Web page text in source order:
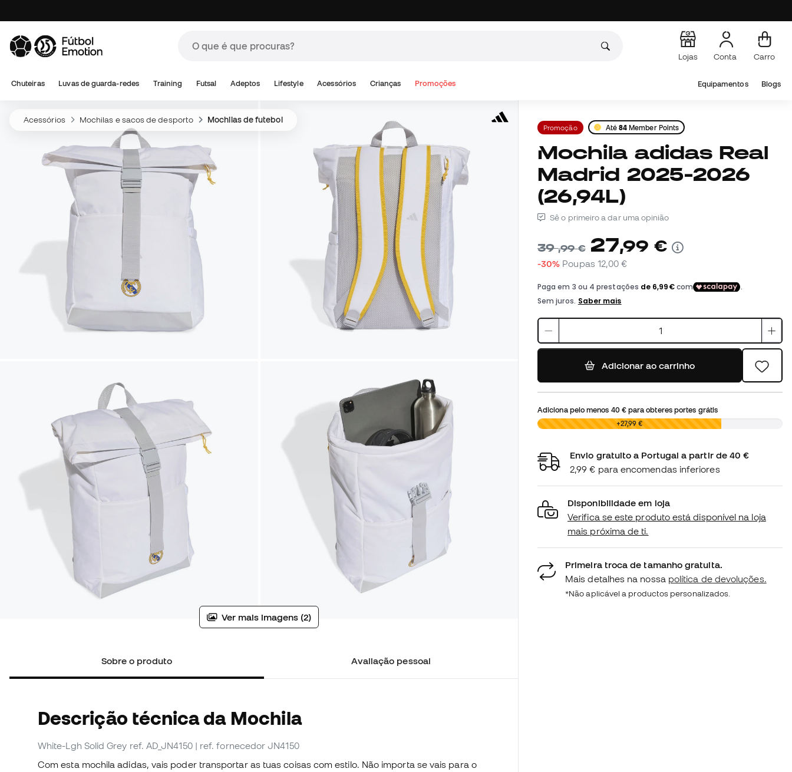
Lojas Conta Carro
Chuteiras Luvas de guarda-redes Training Futsal Adeptos Lifestyle Acessórios Crianças Promoções Equipamentos Blogs
Acessórios Mochilas e sacos de desporto Mochilas de futebol
Ver mais imagens (2)
Sobre o produto Avaliação pessoal
Descrição técnica da Mochila
White-Lgh Solid Grey ref. AD_JN4150 | ref. fornecedor JN4150
Com esta mochila adidas, vais poder transportar as tuas coisas com estilo. Não importa se vais para o
Promoção Até 84 Member Points
Mochila adidas Real
Madrid 2025-2026
(26,94L)
Sê o primeiro a dar uma opinião
39,99 € 27,99 €
-30% Poupas 12,00 €
Adicionar ao carrinho
Adiciona pelo menos 40 €para obteres portes grátis
0,00 € +27,99 €
Envio gratuito a Portugal a partir de 40 €
2,99 € para encomendas inferiores
Disponibilidade em loja
Verifica se este produto está disponível na loja
mais próxima de ti.
Primeira troca de tamanho gratuita.
Mais detalhes na nossa política de devoluções.
*Não aplicável a productos personalizados.